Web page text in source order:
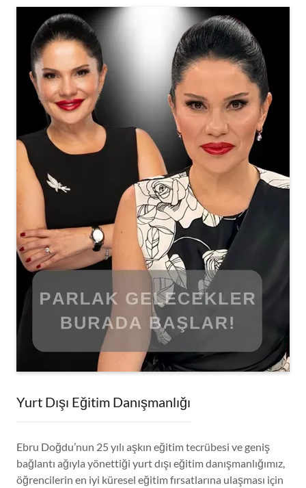
Yurt Dışı Eğitim Danışmanlığı
Ebru Doğdu’nun 25 yılı aşkın eğitim tecrübesi ve geniş
bağlantı ağıyla yönettiği yurt dışı eğitim danışmanlığımız,
öğrencilerin en iyi küresel eğitim fırsatlarına ulaşması için